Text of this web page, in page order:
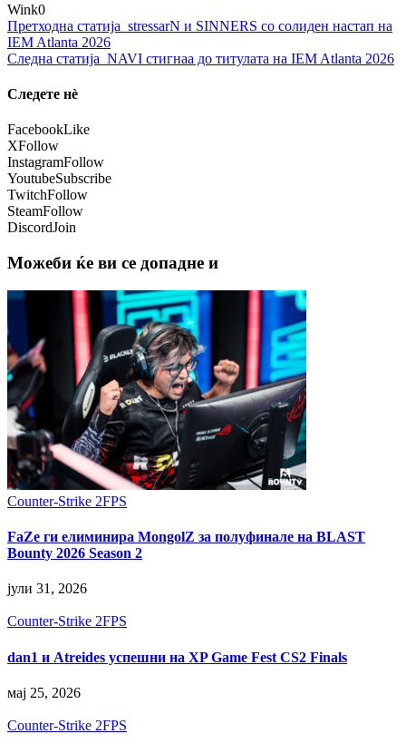
Wink0
Претходна статија stressarN и SINNERS со солиден настап на
IEM Atlanta 2026
Следна статија NAVI стигнаа до титулата на IEM Atlanta 2026
Следете нѐ
FacebookLike
XFollow
InstagramFollow
YoutubeSubscribe
TwitchFollow
SteamFollow
DiscordJoin
Можеби ќе ви се допадне и
Counter-Strike 2FPS
FaZe ги елиминира MongolZ за полуфинале на BLAST
Bounty 2026 Season 2
јули 31, 2026
Counter-Strike 2FPS
dan1 и Atreides успешни на XP Game Fest CS2 Finals
мај 25, 2026
Counter-Strike 2FPS